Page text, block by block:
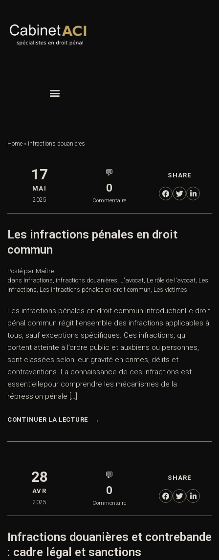
Home » infractions douanières
17
MAI
2025
💬
0
Commentaire
SHARE
Les infractions pénales en droit
commun
Posté par Maître
dans Infractions, infractions douanières, L'avocat, Le rôle de l'avocat, Les
infractions, Les infractions pénales en droit commun, Les victimes
Les infractions pénales en droit commun IntroductionLe droit
pénal commun régit l’ensemble des infractions applicables à
tous, sauf exceptions spécifiques. Ces infractions, qui
portent atteinte à l’ordre public et auxbiens ou personnes,
sont classées selon leur gravité en crimes, délits et
contraventions. La connaissance de ces infractions est
essentiellepour comprendre les mécanismes de la
répression pénale […]
CONTINUER LA LECTURE
28
AVR
2025
💬
0
Commentaire
SHARE
Infractions douanières et contrebande
: cadre légal et sanctions